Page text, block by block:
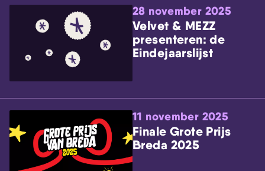
28 november 2025
Velvet & MEZZ
presenteren: de
Eindejaarslijst
11 november 2025
Finale Grote Prijs
Breda 2025